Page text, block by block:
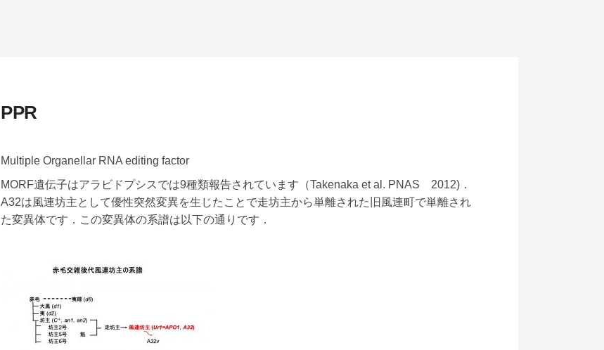
PPR
Multiple Organellar RNA editing factor
MORF遺伝子はアラビドプシスでは9種類報告されています（Takenaka et al. PNAS 2012)．
A32は風連坊主として優性突然変異を生じたことで走坊主から単離された旧風連町で単離され
た変異体です．この変異体の系譜は以下の通りです．